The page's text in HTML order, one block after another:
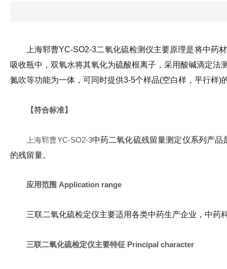
上海郓曹YC-SO2-3二氧化硫检测仪主要原理是将中
吸收瓶中，双氧水将其氧化为硫酸根离子，采用酸碱滴定
氮吹等功能为一体，可同时提供3-5个样品(空白样，平行样
【符合标准】
上海郓曹YC-SO2-3中药二氧化硫残留量测定仪系列产
的残留量。
应用范围 Application range
三联二氧化硫检定仪主要适用各类中药生产企业，中
三联二氧化硫检定仪主要特征 Principal character